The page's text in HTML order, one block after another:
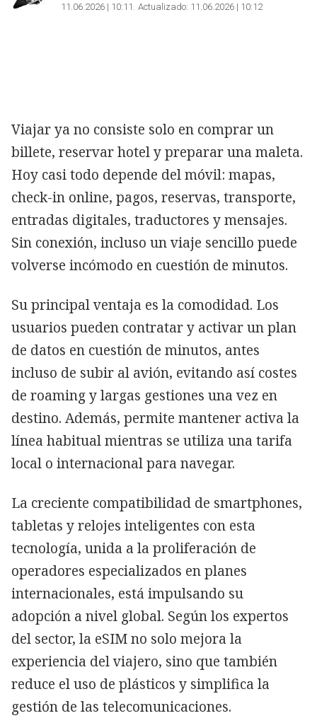
11.06.2026 | 10:11 Actualizado: 11.06.2026 | 10:12
Viajar ya no consiste solo en comprar un
billete, reservar hotel y preparar una maleta.
Hoy casi todo depende del móvil: mapas,
check-in online, pagos, reservas, transporte,
entradas digitales, traductores y mensajes.
Sin conexión, incluso un viaje sencillo puede
volverse incómodo en cuestión de minutos.
Su principal ventaja es la comodidad. Los
usuarios pueden contratar y activar un plan
de datos en cuestión de minutos, antes
incluso de subir al avión, evitando así costes
de roaming y largas gestiones una vez en
destino. Además, permite mantener activa la
línea habitual mientras se utiliza una tarifa
local o internacional para navegar.
La creciente compatibilidad de smartphones,
tabletas y relojes inteligentes con esta
tecnología, unida a la proliferación de
operadores especializados en planes
internacionales, está impulsando su
adopción a nivel global. Según los expertos
del sector, la eSIM no solo mejora la
experiencia del viajero, sino que también
reduce el uso de plásticos y simplifica la
gestión de las telecomunicaciones.